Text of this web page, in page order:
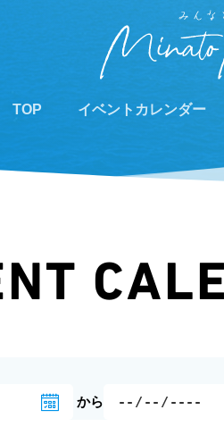
TOP イベントカレンダー
から